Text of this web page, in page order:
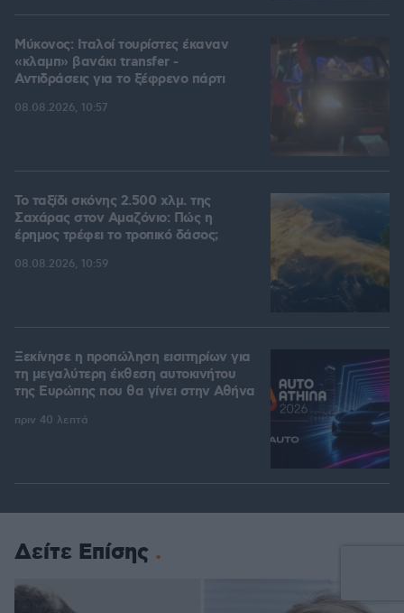
Μύκονος: Ιταλοί τουρίστες έκαναν
«κλαμπ» βανάκι transfer -
Αντιδράσεις για το ξέφρενο πάρτι
08.08.2026, 10:57
Το ταξίδι σκόνης 2.500 χλμ. της
Σαχάρας στον Αμαζόνιο: Πώς η
έρημος τρέφει το τροπικό δάσος;
08.08.2026, 10:59
Ξεκίνησε η προπώληση εισιτηρίων για
τη μεγαλύτερη έκθεση αυτοκινήτου
της Ευρώπης που θα γίνει στην Αθήνα
πριν 40 λεπτά
Δείτε Επίσης